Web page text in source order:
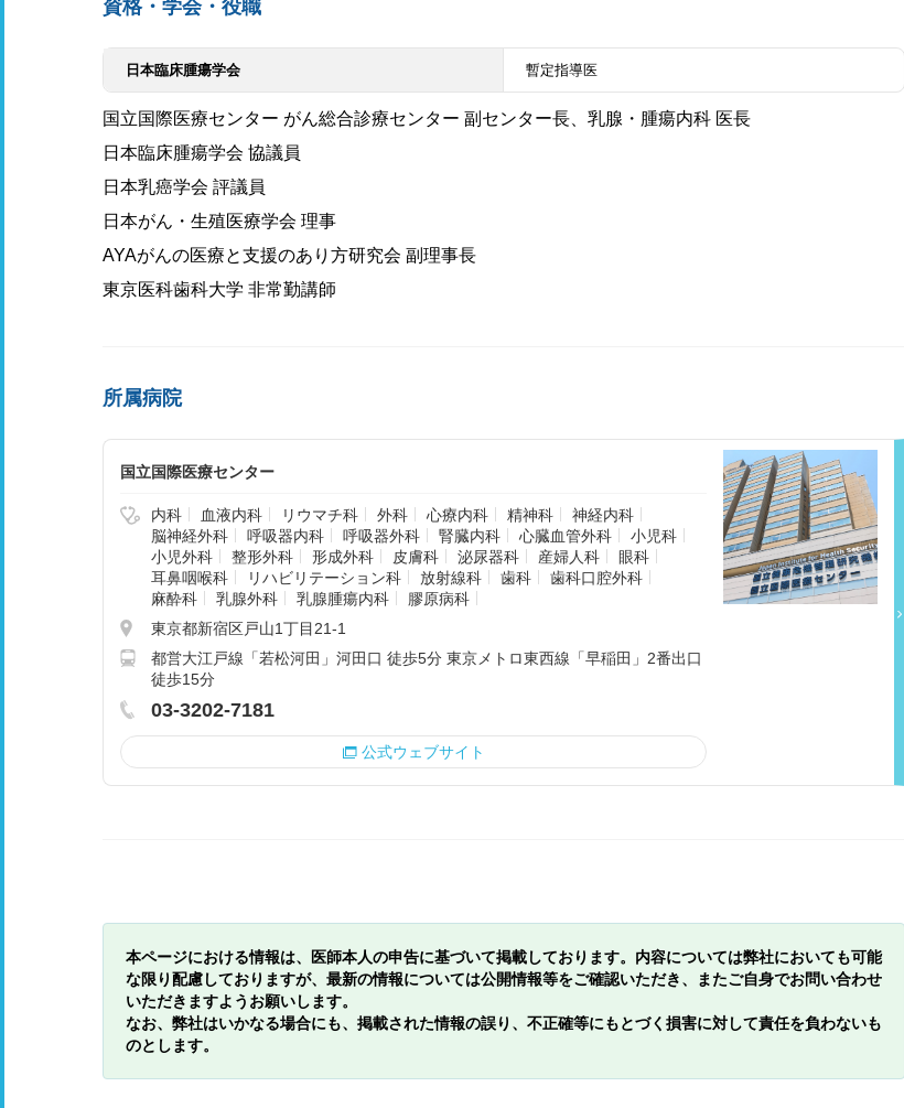
資格・学会・役職
日本臨床腫瘍学会 暫定指導医
国立国際医療センター がん総合診療センター 副センター長、乳腺・腫瘍内科 医長
日本臨床腫瘍学会 協議員
日本乳癌学会 評議員
日本がん・生殖医療学会 理事
AYAがんの医療と支援のあり方研究会 副理事長
東京医科歯科大学 非常勤講師
所属病院
国立国際医療センター
内科 血液内科 リウマチ科 外科 心療内科 精神科
神経内科
脳神経外科
呼吸器内科 呼吸器外科 腎臓内科 心臓血管外科
小児科
小児外科
整形外科 形成外科 皮膚科 泌尿器科 産婦人科
眼科
耳鼻咽喉科
リハビリテーション科 放射線科 歯科
歯科口腔外科
麻酔科
乳腺外科 乳腺腫瘍内科
膠原病科
東京都新宿区戸山1丁目21-1
都営大江戸線「若松河田」河田口 徒歩5分 東京メトロ東西線「早稲田」2番出口
徒歩15分
03-3202-7181
公式ウェブサイト
本ページにおける情報は、医師本人の申告に基づいて掲載しております。内容については弊社においても可能
な限り配慮しておりますが、最新の情報については公開情報等をご確認いただき、またご自身でお問い合わせ
いただきますようお願いします。
なお、弊社はいかなる場合にも、掲載された情報の誤り、不正確等にもとづく損害に対して責任を負わないも
のとします。